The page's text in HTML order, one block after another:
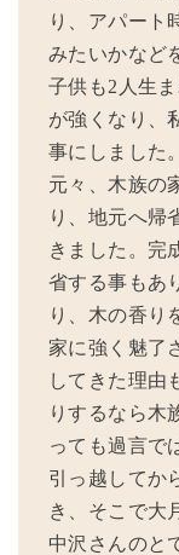
り、アパート
みたいかなど
子供も2人生
が強くなり、
事にしました。
元々、木族の
り、地元へ帰
きました。完
省する事もあ
り、木の香り
家に強く魅了
してきた理由
りするなら木
っても過言で
引っ越してか
き、そこで大
中沢さんのと